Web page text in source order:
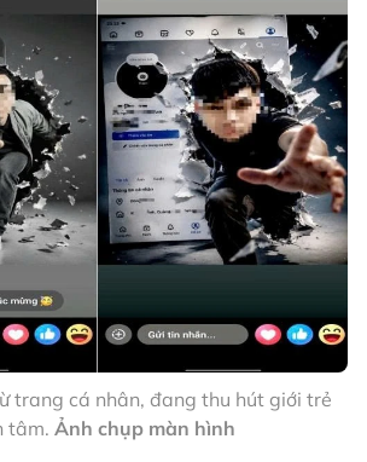
trang cá nhân, đang thu hút giới trẻ
tâm. Ảnh chụp màn hình